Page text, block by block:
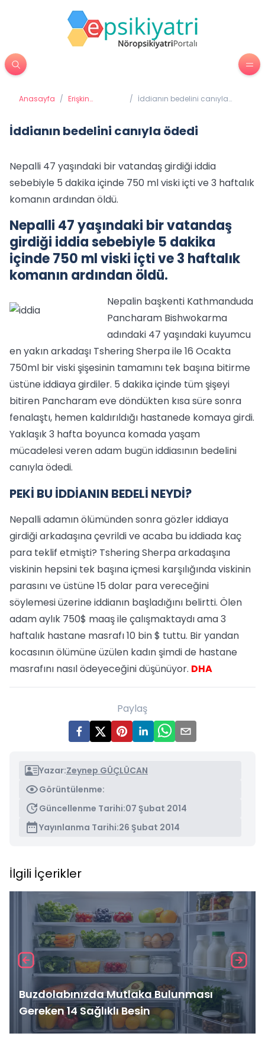
Anasayfa / Erişkin
/ İddianın bedelini canıyla
İddianın bedelini canıyla ödedi
Nepalli 47 yaşındaki bir vatandaş girdiği iddia
sebebiyle 5 dakika içinde 750 ml viski içti ve 3 haftalık
komanın ardından öldü.
Nepalli 47 yaşındaki bir vatandaş
girdiği iddia sebebiyle 5 dakika
içinde 750 ml viski içti ve 3 haftalık
komanın ardından öldü.
Nepalin başkenti Kathmanduda
Pancharam Bishwokarma
adındaki 47 yaşındaki kuyumcu
en yakın arkadaşı Tshering Sherpa ile 16 Ocakta
750ml bir viski şişesinin tamamını tek başına bitirme
üstüne iddiaya girdiler. 5 dakika içinde tüm şişeyi
bitiren Pancharam eve döndükten kısa süre sonra
fenalaştı, hemen kaldırıldığı hastanede komaya girdi.
Yaklaşık 3 hafta boyunca komada yaşam
mücadelesi veren adam bugün iddiasının bedelini
canıyla ödedi.
PEKİ BU İDDİANIN BEDELİ NEYDİ?
Nepalli adamın ölümünden sonra gözler iddiaya
girdiği arkadaşına çevrildi ve acaba bu iddiada kaç
para teklif etmişti? Tshering Sherpa arkadaşına
viskinin hepsini tek başına içmesi karşılığında viskinin
parasını ve üstüne 15 dolar para vereceğini
söylemesi üzerine iddianın başladığını belirtti. Ölen
adam aylık 750$ maaş ile çalışmaktaydı ama 3
haftalık hastane masrafı 10 bin $ tuttu. Bir yandan
kocasının ölümüne üzülen kadın şimdi de hastane
masrafını nasıl ödeyeceğini düşünüyor. DHA
Paylaş
Yazar:Zeynep GÜÇLÜCAN
Görüntülenme:
Güncellenme Tarihi:07 Şubat 2014
Yayınlanma Tarihi:26 Şubat 2014
İlgili İçerikler
Buzdolabınızda Mutlaka Bulunması
Gereken 14 Sağlıklı Besin